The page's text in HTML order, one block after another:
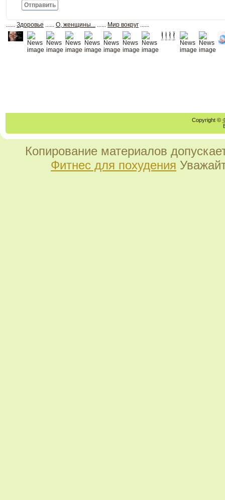
Отправить
...... Здоровье ...... О, женщины... ...... Мир вокруг ......
Copyright ©
Копирование материалов
Фитнес для похудения